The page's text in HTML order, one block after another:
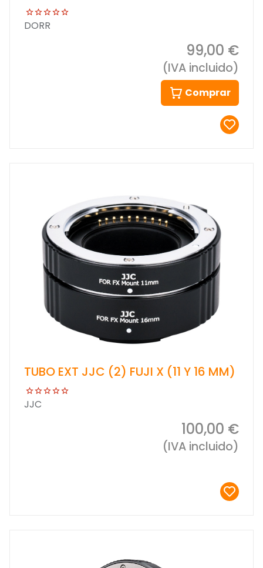
DORR
99,00 €
(IVA incluido)
Comprar
TUBO EXT JJC (2) FUJI X (11 Y 16 MM)
JJC
100,00 €
(IVA incluido)